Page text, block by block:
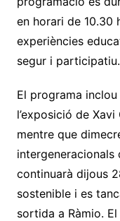
en horari de 10.30
experiències
segur i participatiu.
El programa
l’exposició de
mentre que
continuarà dijous
sostenible i es
sortida a Ràmio.